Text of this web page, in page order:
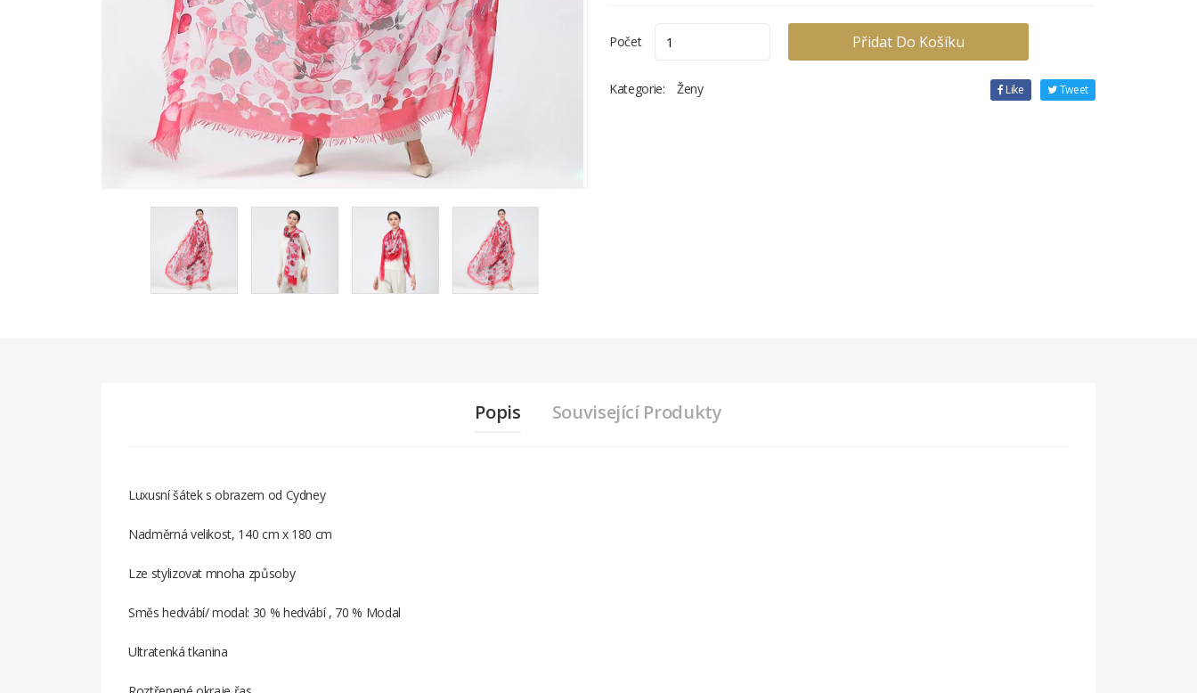
Počet Přidat Do Košíku
Like Tweet
Kategorie: Ženy
Popis Související Produkty
Luxusní šátek s obrazem od Cydney
Nadměrná velikost, 140 cm x 180 cm
Lze stylizovat mnoha způsoby
Směs hedvábí/ modal: 30 % hedvábí , 70 % Modal
Ultratenká tkanina